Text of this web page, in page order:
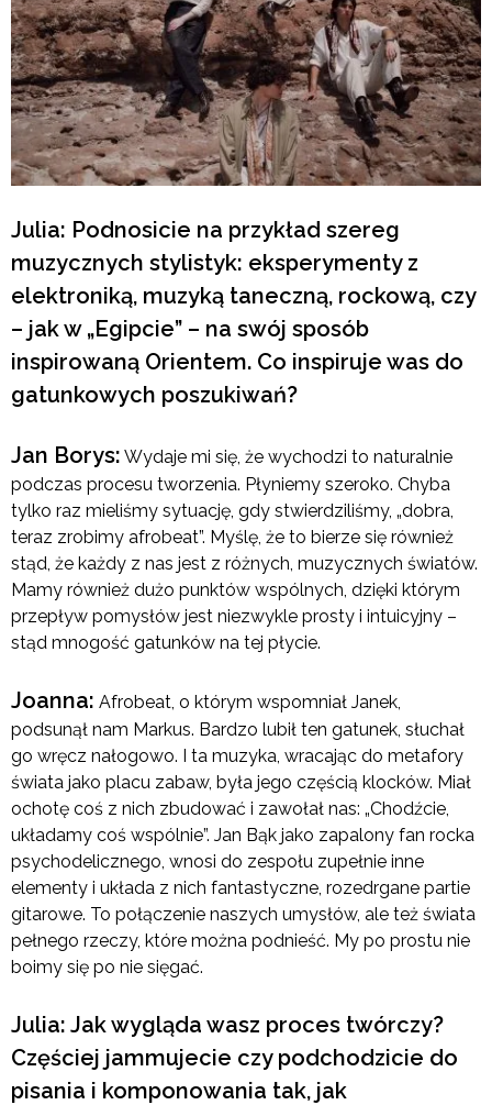
Julia: Podnosicie na przykład szereg
muzycznych stylistyk: eksperymenty z
elektroniką, muzyką taneczną, rockową, czy
– jak w „Egipcie” – na swój sposób
inspirowaną Orientem. Co inspiruje was do
gatunkowych poszukiwań?
Jan Borys: Wydaje mi się, że wychodzi to naturalnie
podczas procesu tworzenia. Płyniemy szeroko. Chyba
tylko raz mieliśmy sytuację, gdy stwierdziliśmy, „dobra,
teraz zrobimy afrobeat”. Myślę, że to bierze się również
stąd, że każdy z nas jest z różnych, muzycznych światów.
Mamy również dużo punktów wspólnych, dzięki którym
przepływ pomysłów jest niezwykle prosty i intuicyjny –
stąd mnogość gatunków na tej płycie.
Joanna: Afrobeat, o którym wspomniał Janek,
podsunął nam Markus. Bardzo lubił ten gatunek, słuchał
go wręcz nałogowo. I ta muzyka, wracając do metafory
świata jako placu zabaw, była jego częścią klocków. Miał
ochotę coś z nich zbudować i zawołał nas: „Chodźcie,
układamy coś wspólnie”. Jan Bąk jako zapalony fan rocka
psychodelicznego, wnosi do zespołu zupełnie inne
elementy i układa z nich fantastyczne, rozedrgane partie
gitarowe. To połączenie naszych umysłów, ale też świata
pełnego rzeczy, które można podnieść. My po prostu nie
boimy się po nie sięgać.
Julia: Jak wygląda wasz proces twórczy?
Częściej jammujecie czy podchodzicie do
pisania i komponowania tak, jak